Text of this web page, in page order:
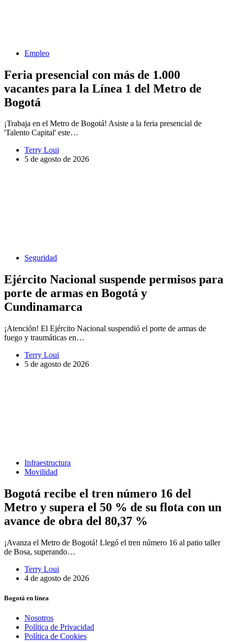
Empleo
Feria presencial con más de 1.000
vacantes para la Línea 1 del Metro de
Bogotá
¡Trabaja en el Metro de Bogotá! Asiste a la feria presencial de
'Talento Capital' este…
Terry Loui
5 de agosto de 2026
Seguridad
Ejército Nacional suspende permisos para
porte de armas en Bogotá y
Cundinamarca
¡Atención! El Ejército Nacional suspendió el porte de armas de
fuego y traumáticas en…
Terry Loui
5 de agosto de 2026
Infraestructura
Movilidad
Bogotá recibe el tren número 16 del
Metro y supera el 50 % de su flota con un
avance de obra del 80,37 %
¡Avanza el Metro de Bogotá! Llegó el tren número 16 al patio taller
de Bosa, superando…
Terry Loui
4 de agosto de 2026
Bogotá en línea
Nosotros
Política de Privacidad
Política de Cookies